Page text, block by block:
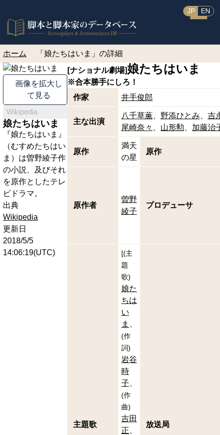
JP EN
ホーム 「娘たちはいま」の詳細
画像を拡大し
て見る
Wikipedia
娘たちはいま
『娘たちはいま』
（むすめたちはい
ま）は曽野綾子作
の小説、及びそれ
を原作としたテレ
ビドラマ。
出典
Wikipedia
更新日
2018/5/5
14:06:19(UTC)
[ナショナル劇場]娘たちはいま
※合本勝手にしろ！
作家
井手俊郎
主な出演
八千草薫 野添ひとみ
吉
尾崎奈々
山形勲 加藤治
原作
満天
の星
原作
原作者
曽野
綾子
プロデューサ
主題歌
[(主
題
歌)
娘た
ちは
い
ま
(作
詞 )
岩谷
時
子
(作
曲)
吉田
正
放送局